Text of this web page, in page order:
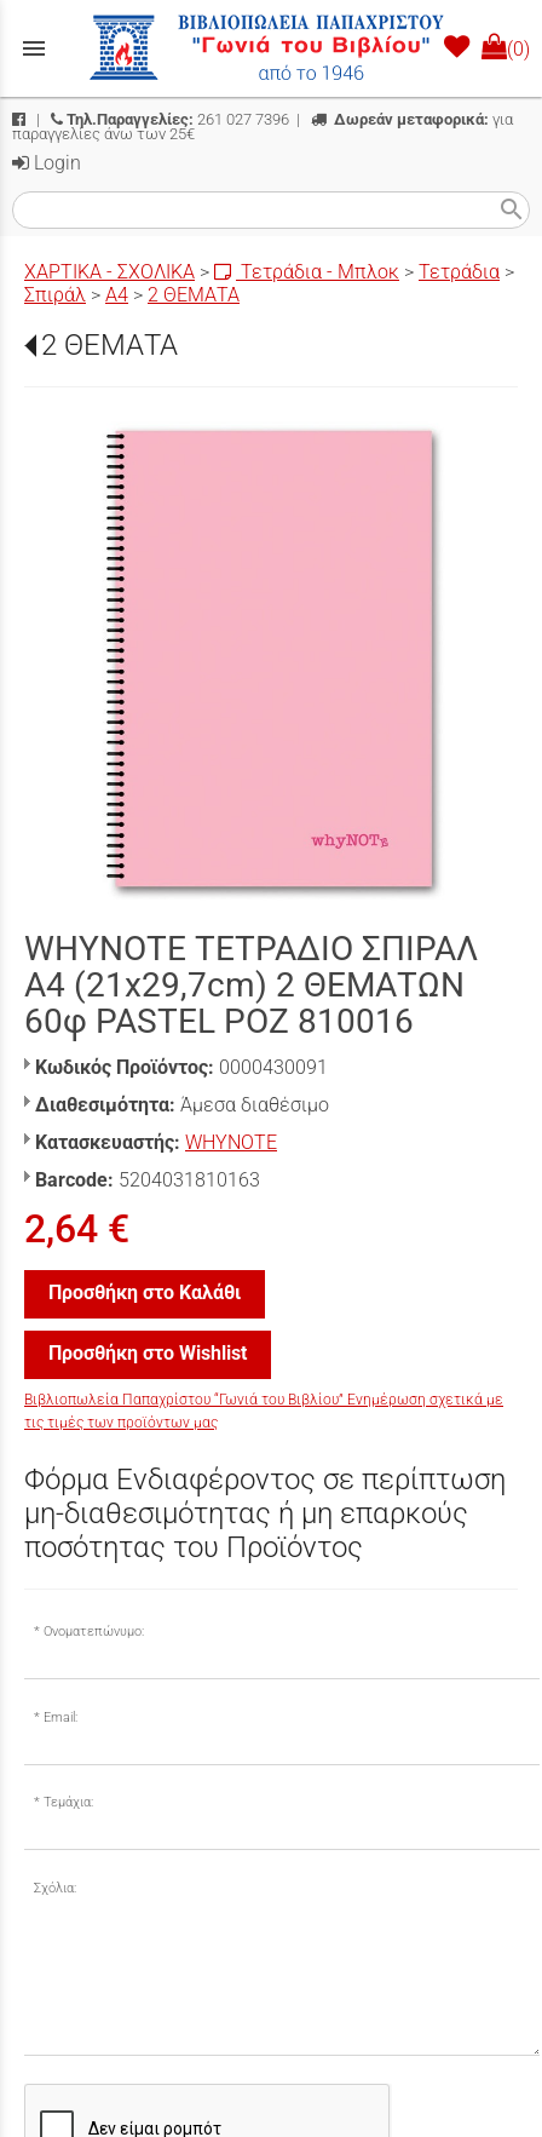
menu (0)
| Τηλ.Παραγγελίες: 261 027 7396 | Δωρεάν μεταφορικά: για
παραγγελίες άνω των 25€
Login
search
ΧΑΡΤΙΚΑ - ΣΧΟΛΙΚΑ > Τετράδια - Μπλοκ > Τετράδια >
Σπιράλ > Α4 > 2 ΘΕΜΑΤΑ
2 ΘΕΜΑΤΑ
WHYNOTE ΤΕΤΡΑΔΙΟ ΣΠΙΡΑΛ
Α4 (21x29,7cm) 2 ΘΕΜΑΤΩΝ
60φ PASTEL ΡΟΖ 810016
Κωδικός Προϊόντος: 0000430091
Διαθεσιμότητα: Άμεσα διαθέσιμο
Κατασκευαστής: WHYNOTE
Barcode: 5204031810163
2,64 €
Προσθήκη στο Καλάθι
Προσθήκη στο Wishlist
Βιβλιοπωλεία Παπαχρίστου “Γωνιά του Βιβλίου” Ενημέρωση σχετικά με
τις τιμές των προϊόντων μας
Φόρμα Ενδιαφέροντος σε περίπτωση
μη-διαθεσιμότητας ή μη επαρκούς
ποσότητας του Προϊόντος
Ονοματεπώνυμο:
Email:
Τεμάχια:
Σχόλια: